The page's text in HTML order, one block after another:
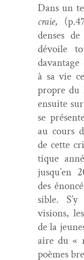
Dans un
craie,
dens­es
dévoile
à sa vie
pro­pre du
ensuite
se
au cours
de cette
tique
jusqu’en
des
si­ble.
visions,
de la
aire du «
poèmes